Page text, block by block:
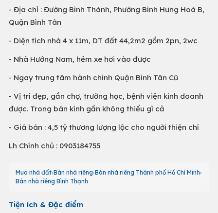
- Địa chỉ : Đường Bình Thành, Phường Bình Hưng Hoà B,
Quận Bình Tân
- Diện tích nhà 4 x 11m, DT đất 44,2m2 gồm 2pn, 2wc
- Nhà Hướng Nam, hẻm xe hơi vào được
- Ngay trung tâm hành chính Quận Bình Tân Cũ
- Vị trí đẹp, gần chợ, trường học, bệnh viện kinh doanh
được. Trong bán kính gần không thiếu gì cả
- Giá bán : 4,5 tỷ thương lượng lộc cho người thiện chí
Lh Chính chủ : 0903184755
Mua nhà đất Bán nhà riêng Bán nhà riêng Thành phố Hồ Chí Minh
Bán nhà riêng Bình Thạnh
Tiện ích & Đặc điểm